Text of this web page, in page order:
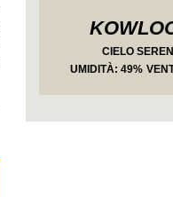
CIELO
UMIDITÀ: 49%